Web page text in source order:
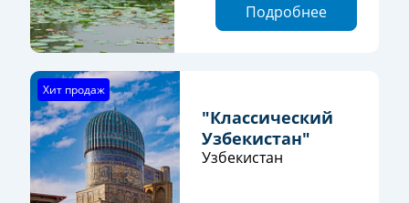
Подробнее
Хит продаж
"Классический
Узбекистан"
Узбекистан